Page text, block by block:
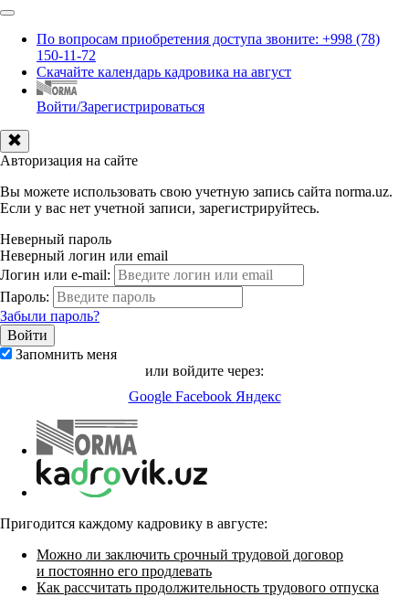
По вопросам приобретения доступа звоните: +998 (78)
150-11-72
Скачайте календарь кадровика на август
Войти/Зарегистрироваться
Авторизация на сайте
Вы можете использовать свою учетную запись сайта norma.uz.
Если у вас нет учетной записи, зарегистрируйтесь.
Неверный пароль
Неверный логин или email
Логин или e-mail:
Пароль:
Забыли пароль?
Запомнить меня
или войдите через:
Google Facebook Яндекс
Пригодится каждому кадровику в августе:
Можно ли заключить срочный трудовой договор
и постоянно его продлевать
Как рассчитать продолжительность трудового отпуска